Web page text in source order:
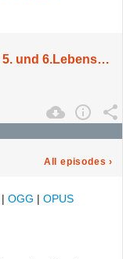
74_Babys Meilensteine im 5. und 6.Lebensmonat
All episodes ›
| OGG | OPUS